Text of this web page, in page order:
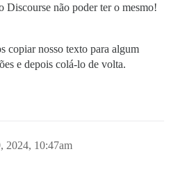
Discourse não poder ter o mesmo!
copiar nosso texto para algum
e depois colá-lo de volta.
2024, 10:47am